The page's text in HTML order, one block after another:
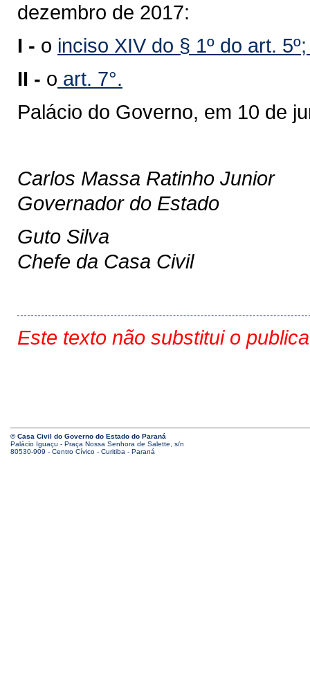
dezembro de 2017:
I - o inciso XIV do § 1º do art.
II - o art. 7°.
Palácio do Governo, em 10 de
Carlos Massa Ratinho Junior
Governador do Estado
Guto Silva
Chefe da Casa Civil
Este texto não substitui o
© Casa Civil do Governo do Estado do Paraná
Palácio Iguaçu - Praça Nossa Senhora de Salette, s/n
80530-909 - Centro Cívico - Curitiba - Paraná